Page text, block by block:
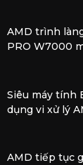
AMD trình
PRO W7000
Siêu máy tính
dụng vi xử lý
AMD tiếp tục